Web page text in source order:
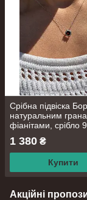
Срібна підвіска
натуральним
фіанітами, срібло
проби, довжина
1 380 ₴
Купити
Акційні